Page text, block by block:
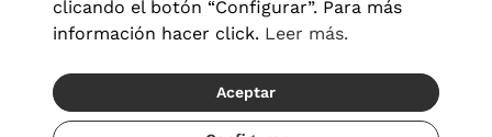
Recíbelo del 20/08 al 22/08
Aviso legal| Política de privacidad Términos y condiciones
Política de cookies|Configuración de cookies
© 2026 Visionlab España
clicando el botón “Configurar”. Para más
información hacer click. Leer más.
Aceptar